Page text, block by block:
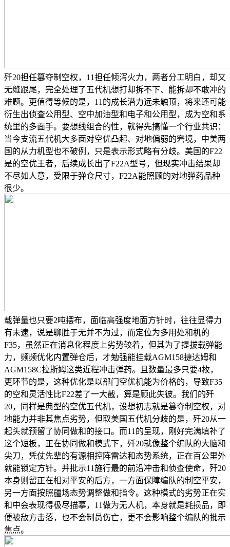
歼20担任篡夺制空权，11担任倾泻火力，两者分工明白，却又
无缝跟尾，完全处理了五代机想打却拆不下、能拆却不敢冲的
难题。更值得等候的是，11的成长潜力远未触顶，将来还可能
衍生出侦查公用型、空中加油型和电子和公用型，成为空和系
统里的多面手。要想线组合的性，就得先搞懂一个行业共识：
当今支流五代机大多面对空优凸起、对地偏弱的窘境，中美两
国的从力机型也不破例，只是表示形式略有分歧。美国的F22
是的空优王者，后续成长出了F22A型号，但现实冲击结果却
不尽如人意，受限于弹仓尺寸，F22A能照顾的对地弹药品种
很少。
载弹量也只要2吨摆布，面临高强度地面方针时，往往显得力
有未逮，说是聊胜于无并不为过，而定位为多用处和机的
F35，虽然正在消息化程度上劣势较着，但其为了提拔载弹能
力，频频优化内置弹仓后，才勉强能挂载AGM158捷达姆和
AGM158C拉斯姆这类近程冲击弹药。且数量最多只要4枚，
更环节的是，这种优化是以部门空优机能为价格的，导致F35
的空和灵活性比F22差了一大截，算是顾此失彼。我们的歼
20，同样是典型的空优五代机，设想初志就是篡夺制空权，对
地能力并非其焦点劣势，但取美国五代机分歧的是，歼20从一
起头就预留了协同做和的接口。而11的呈现，刚好完满填补了
这个短板，正在协同做和模式下，歼20就像整个编队的大脑和
尖刀，凭仗先辈的有源相控阵雷达和态势系统，正在百公里外
就能锁定方针。并批示11施行最的前沿冲击和侦查使命，歼20
本身则留正在相对平安的后方，一方面保障编队的制空平安，
另一方面按照疆场态势调整做和指令。这种模式的劣势正在实
和中会表现得极尽描摹，11做为无人机，本身就是耗损品，即
便被敌方击落，也不会制员伤亡，更不会影响整个编队的批示
焦点。